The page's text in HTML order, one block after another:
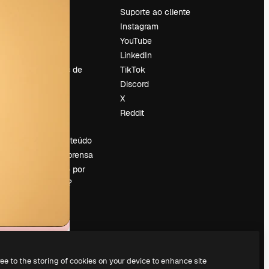
Tendências de
Vender conteúdo
Sala de imprensa
Procurando por
magnific.ai?
Suporte ao cliente
Instagram
YouTube
LinkedIn
TikTok
Discord
X
Reddit
to the storing of cookies on your device to enhance site